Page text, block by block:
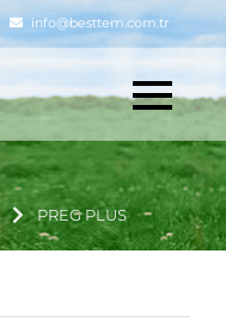
info@besttem.com.tr
PREG PLUS